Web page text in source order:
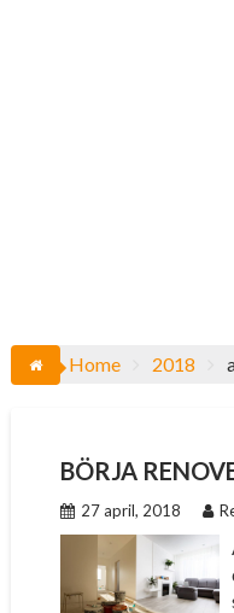
Home 2018
BÖRJA
27 april, 2018